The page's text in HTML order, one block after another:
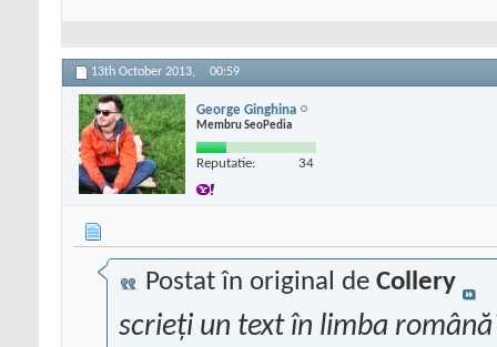
13th October 2013, 00:59
George Ginghina
Membru SeoPedia
Reputatie: 34
Postat în original de Collery
scrieți un text în limba